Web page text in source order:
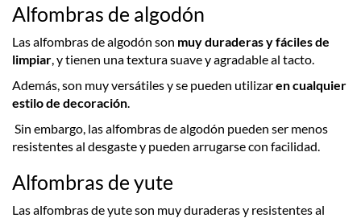
Alfombras de algodón
Las alfombras de algodón son muy duraderas y fáciles de
limpiar , y tienen una textura suave y agradable al tacto.
Además, son muy versátiles y se pueden utilizaren cualquier
estilo de decoración
Sin embargo, las alfombras de algodón pueden ser menos
resistentes al desgaste y pueden arrugarse con facilidad.
Alfombras de yute
Las alfombras de yute son muy duraderas y resistentes al